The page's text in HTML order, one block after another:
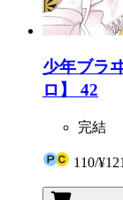
少年ブラ
ロ】 42
完結
110/¥121